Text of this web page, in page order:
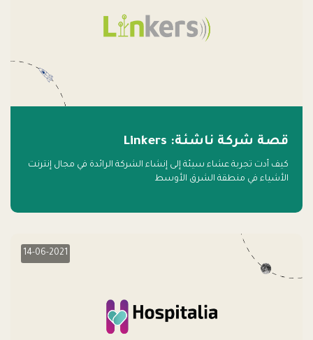
قصة شركة ناشئة: Linkers
كيف أدت تجربة عشاء سيئة إلى إنشاء الشركة الرائدة في مجال إنترنت
الأشياء في منطقة الشرق الأوسط
14-06-2021